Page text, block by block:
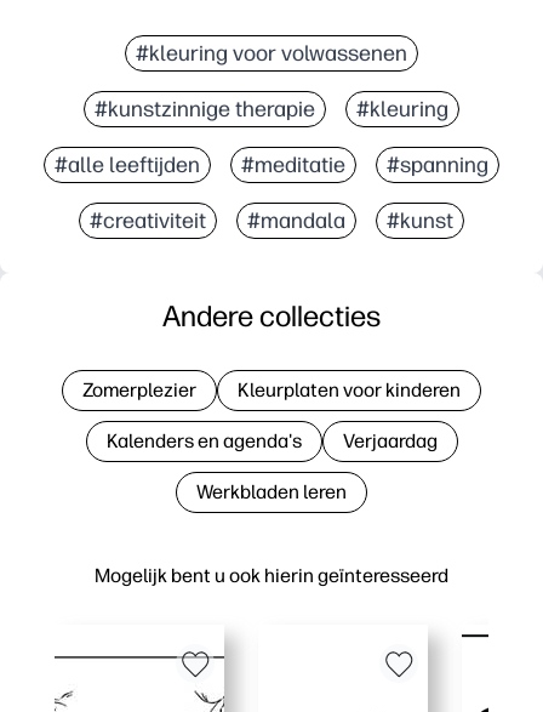
#kleuring voor volwassenen
#kunstzinnige therapie #kleuring
#alle leeftijden #meditatie #spanning
#creativiteit #mandala #kunst
Mogelijk bent u ook hierin geïnteresseerd
Andere collecties
Zomerplezier Kleurplaten voor kinderen
Kalenders en agenda's Verjaardag
Werkbladen leren